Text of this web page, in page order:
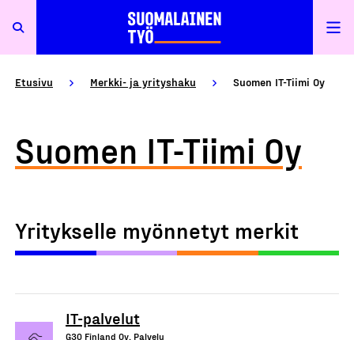
Etusivu Merkki- ja yrityshaku Suomen IT-Tiimi Oy
Suomen IT-Tiimi Oy
Yritykselle myönnetyt merkit
IT-palvelut
G30 Finland Oy, Palvelu